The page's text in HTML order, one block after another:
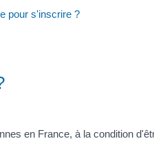
pour s'inscrire ?
en France, à la condition